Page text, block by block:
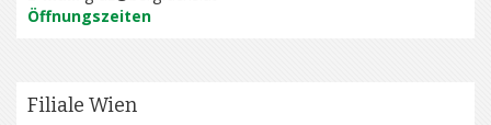
Öffnungszeiten
Filiale Wien